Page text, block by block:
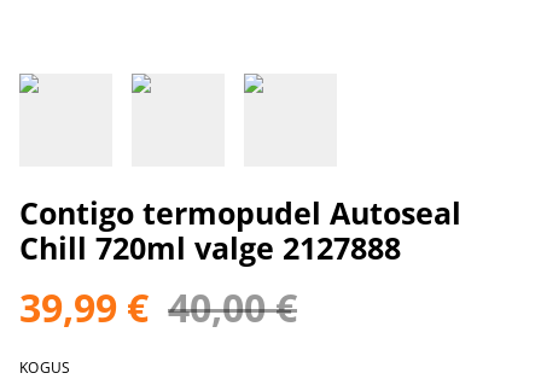
Contigo termopudel Autoseal
Chill 720ml valge 2127888
39,99 € 40,00 €
KOGUS